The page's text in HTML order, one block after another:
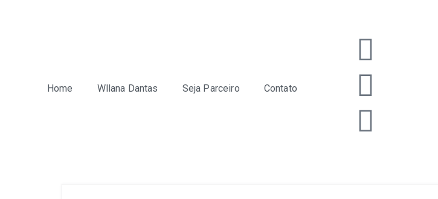
Home Wllana Dantas Seja Parceiro Contato